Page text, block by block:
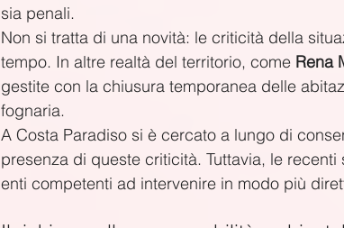
sia penali.
Non si tratta di una novità: le criticità della
tempo. In altre realtà del territorio, come Rena
gestite con la chiusura temporanea delle
fognaria.
A Costa Paradiso si è cercato a lungo di
presenza di queste criticità. Tuttavia, le
enti competenti ad intervenire in modo più